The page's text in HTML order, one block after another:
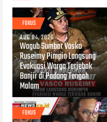
FOKUS
AUG 04, 2026
Wagub Sumbar Vasko
Ruseimy Pimpin Langsung
Evakuasi Warga Terjebak
Banjir di Padang Tengah
Malam
FOKUS